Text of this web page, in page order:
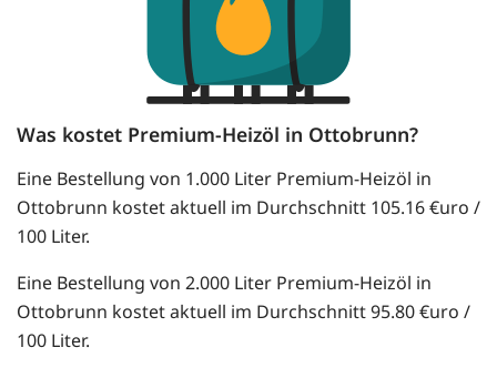
Was kostet Premium-Heizöl in Ottobrunn?
Eine Bestellung von 1.000 Liter Premium-Heizöl in
Ottobrunn kostet aktuell im Durchschnitt 105.16 €uro /
100 Liter.
Eine Bestellung von 2.000 Liter Premium-Heizöl in
Ottobrunn kostet aktuell im Durchschnitt 95.80 €uro /
100 Liter.